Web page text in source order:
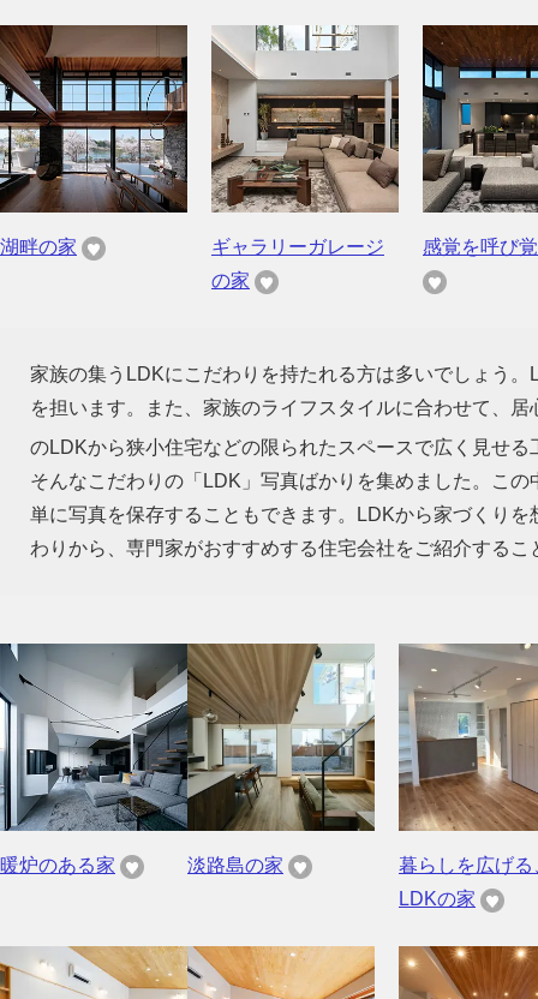
湖畔の家
ギャラリーガレージ
の家
感覚を呼び
家族の集うLDKにこだわりを持たれる方は多いでしょう
を担います。また、家族のライフスタイルに合わせて、
のLDKから狭小住宅などの限られたスペースで広く見せ
そんなこだわりの「LDK」写真ばかりを集めました。こ
単に写真を保存することもできます。LDKから家づくり
わりから、専門家がおすすめする住宅会社をご紹介するこ
暖炉のある家 淡路島の家
暮らしを広げる
LDKの家